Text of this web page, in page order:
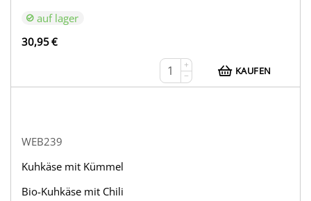
auf lager
30,95€
+
−
KAUFEN
WEB239
Kuhkäse mit Kümmel
Bio-Kuhkäse mit Chili